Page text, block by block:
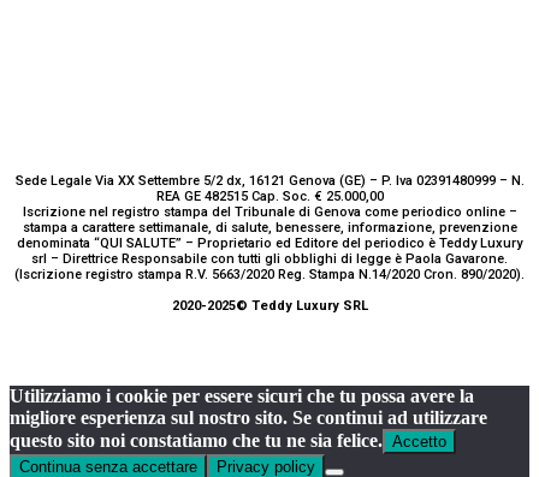
Sede Legale Via XX Settembre 5/2 dx, 16121 Genova (GE) – P. Iva 02391480999 – N.
REA GE 482515 Cap. Soc. € 25.000,00
Iscrizione nel registro stampa del Tribunale di Genova come periodico online –
stampa a carattere settimanale, di salute, benessere, informazione, prevenzione
denominata “QUI SALUTE” – Proprietario ed Editore del periodico è Teddy Luxury
srl – Direttrice Responsabile con tutti gli obblighi di legge è Paola Gavarone.
(Iscrizione registro stampa R.V. 5663/2020 Reg. Stampa N.14/2020 Cron. 890/2020).
2020-2025© Teddy Luxury SRL
Utilizziamo i cookie per essere sicuri che tu possa avere la
migliore esperienza sul nostro sito. Se continui ad utilizzare
questo sito noi constatiamo che tu ne sia felice. Accetto
Continua senza accettare
Privacy policy